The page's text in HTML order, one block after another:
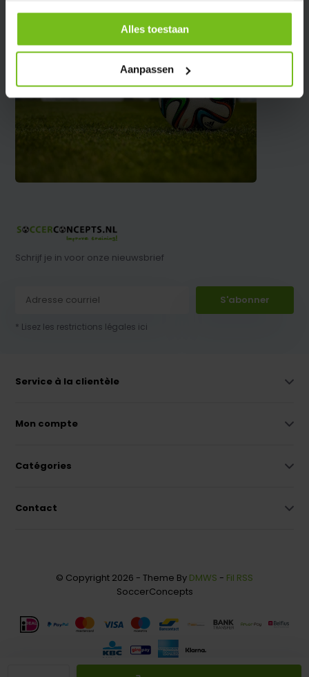
Alles toestaan
Aanpassen
Schrijf je in voor onze nieuwsbrief
S'abonner
* Lisez les restrictions légales ici
Service à la clientèle
Mon compte
Catégories
Contact
© Copyright 2026 - Theme By DMWS - Fil RSS
SoccerConcepts